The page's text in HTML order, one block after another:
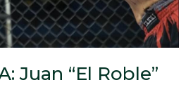
Juan “El Roble”